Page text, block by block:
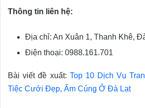
Thông tin liên hệ:
Địa chỉ: An Xuân 1, Thanh Khê,
Điện thoại: 0988.161.701
Bài viết đề xuất: Top 10 Dịch Vụ
Tiệc Cưới Đẹp, Ấm Cúng Ở Đà Lạt